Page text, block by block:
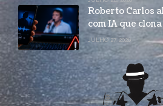
Roberto Carlos
com IA que
JULHO 27, 2026